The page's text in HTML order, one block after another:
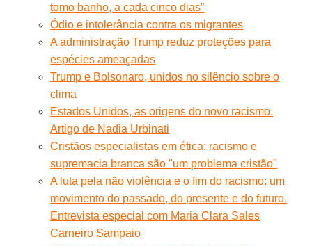
tomo banho, a cada cinco dias”
Ódio e intolerância contra os migrantes
A administração Trump reduz proteções para
espécies ameaçadas
Trump e Bolsonaro, unidos no silêncio sobre o
clima
Estados Unidos, as origens do novo racismo.
Artigo de Nadia Urbinati
Cristãos especialistas em ética: racismo e
supremacia branca são "um problema cristão"
A luta pela não violência e o fim do racismo: um
movimento do passado, do presente e do futuro.
Entrevista especial com Maria Clara Sales
Carneiro Sampaio